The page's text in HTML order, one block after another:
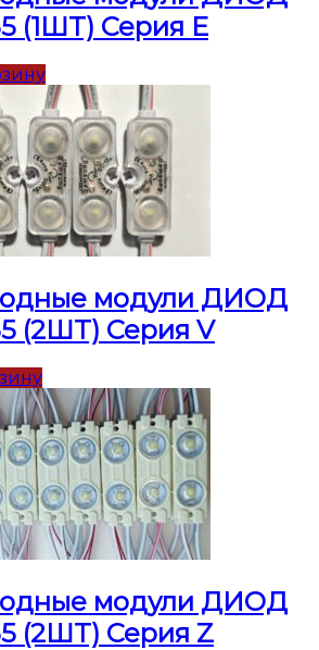
(1ШТ) Серия Е
модули ДИОД
(2ШТ) Серия V
модули ДИОД
(2ШТ) Серия Z